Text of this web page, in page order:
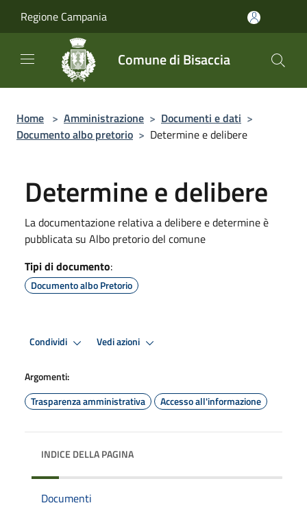
Regione Campania
Comune di Bisaccia
Home > Amministrazione > Documenti e dati >
Documento albo pretorio > Determine e delibere
Determine e delibere
La documentazione relativa a delibere e determine è
pubblicata su Albo pretorio del comune
Tipi di documento:
Documento albo Pretorio
Condividi Vedi azioni
Argomenti:
Trasparenza amministrativa
Accesso all'informazione
INDICE DELLA PAGINA
Documenti